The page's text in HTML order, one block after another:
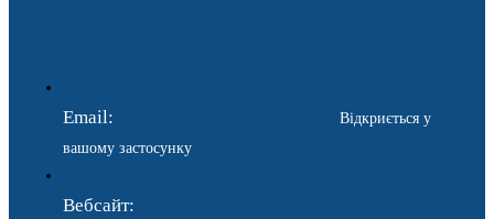
Email:
Відкриється у
вашому застосунку
Вебсайт: